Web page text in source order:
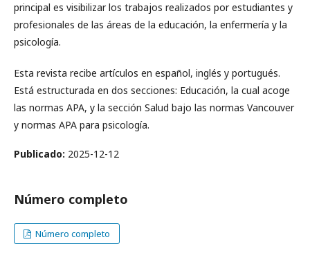
principal es visibilizar los trabajos realizados por estudiantes y
profesionales de las áreas de la educación, la enfermería y la
psicología.
Esta revista recibe artículos en español, inglés y portugués.
Está estructurada en dos secciones: Educación, la cual acoge
las normas APA, y la sección Salud bajo las normas Vancouver
y normas APA para psicología.
Publicado: 2025-12-12
Número completo
Número completo